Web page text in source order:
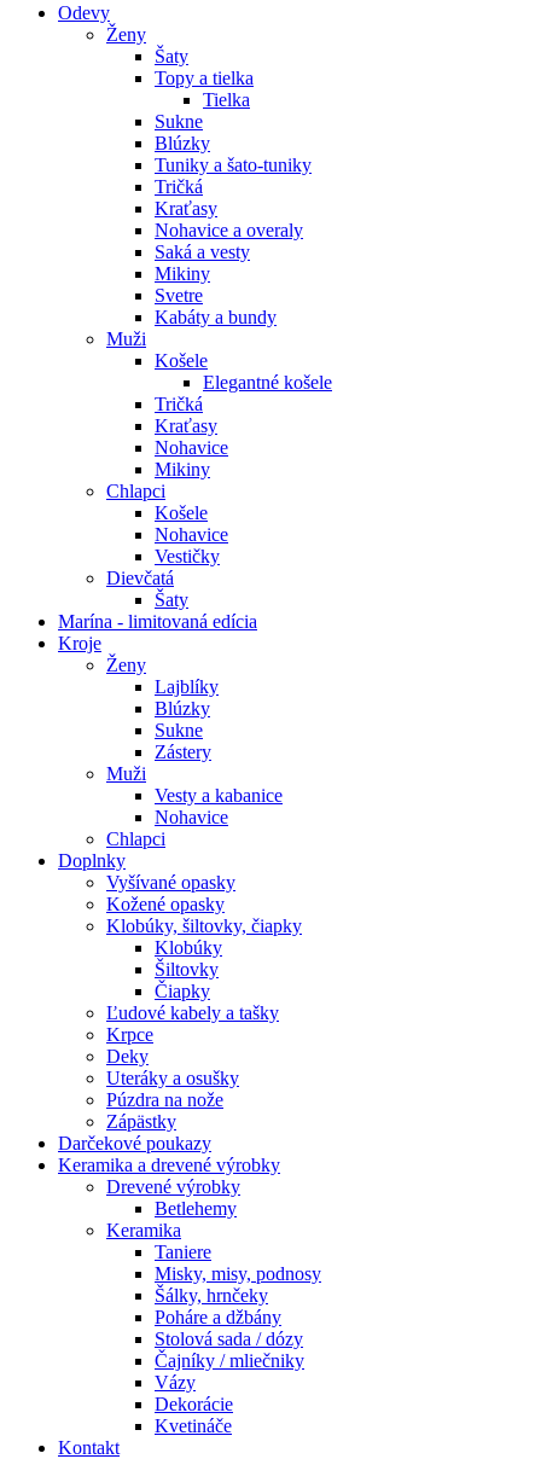
Odevy
Ženy
Šaty
Topy a tielka
Tielka
Sukne
Blúzky
Tuniky a šato-tuniky
Tričká
Kraťasy
Nohavice a overaly
Saká a vesty
Mikiny
Svetre
Kabáty a bundy
Muži
Košele
Elegantné košele
Tričká
Kraťasy
Nohavice
Mikiny
Chlapci
Košele
Nohavice
Vestičky
Dievčatá
Šaty
Marína - limitovaná edícia
Kroje
Ženy
Lajblíky
Blúzky
Sukne
Zástery
Muži
Vesty a kabanice
Nohavice
Chlapci
Doplnky
Vyšívané opasky
Kožené opasky
Klobúky, šiltovky, čiapky
Klobúky
Šiltovky
Čiapky
Ľudové kabely a tašky
Krpce
Deky
Uteráky a osušky
Púzdra na nože
Zápästky
Darčekové poukazy
Keramika a drevené výrobky
Drevené výrobky
Betlehemy
Keramika
Taniere
Misky, misy, podnosy
Šálky, hrnčeky
Poháre a džbány
Stolová sada / dózy
Čajníky / mliečniky
Vázy
Dekorácie
Kvetináče
Kontakt